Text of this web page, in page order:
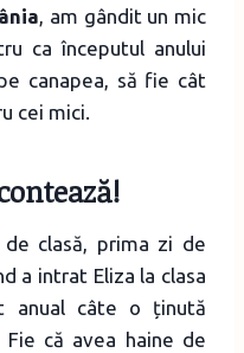
, am gândit un mic
ca începutul anului
canapea, să fie cât
cei mici.
clasă, prima zi de
a intrat Eliza la clasa
anual câte o ținută
că avea haine de